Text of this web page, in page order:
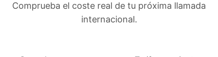
Comprueba el coste real de tu próxima llamada
internacional.